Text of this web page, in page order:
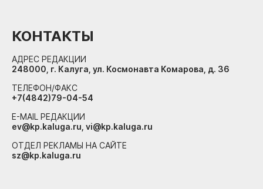
КОНТАКТЫ
АДРЕС РЕДАКЦИИ
248000, г. Калуга, ул. Космонавта Комарова, д. 36
ТЕЛЕФОН/ФАКС
+7(4842)79-04-54
E-MAIL РЕДАКЦИИ
ev@kp.kaluga.ru, vi@kp.kaluga.ru
ОТДЕЛ РЕКЛАМЫ НА САЙТЕ
sz@kp.kaluga.ru